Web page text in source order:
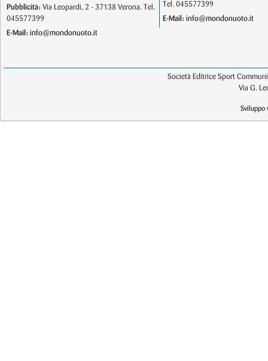
Pubblicità: Via Leopardi, 2 - 37138 Verona. Tel.
045577399
E-Mail: info@mondonuoto.it
Tel. 045577399
E-Mail: info@mondonuoto.it
Società Editrice Sport
Via G.
Sviluppo